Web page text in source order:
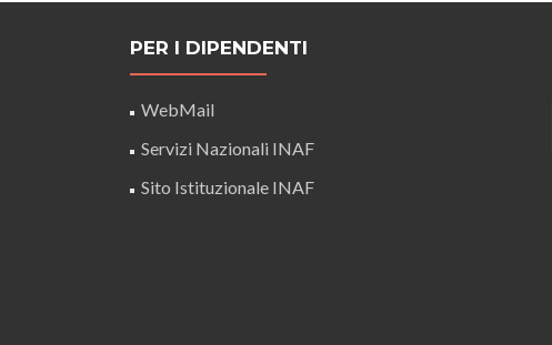
PER I DIPENDENTI
WebMail
Servizi Nazionali INAF
Sito Istituzionale INAF